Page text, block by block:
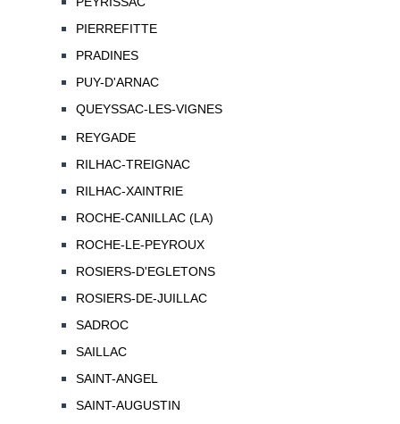
PIERREFITTE
PRADINES
PUY-D'ARNAC
QUEYSSAC-LES-VIGNES
REYGADE
RILHAC-TREIGNAC
RILHAC-XAINTRIE
ROCHE-CANILLAC (LA)
ROCHE-LE-PEYROUX
ROSIERS-D'EGLETONS
ROSIERS-DE-JUILLAC
SADROC
SAILLAC
SAINT-ANGEL
SAINT-AUGUSTIN